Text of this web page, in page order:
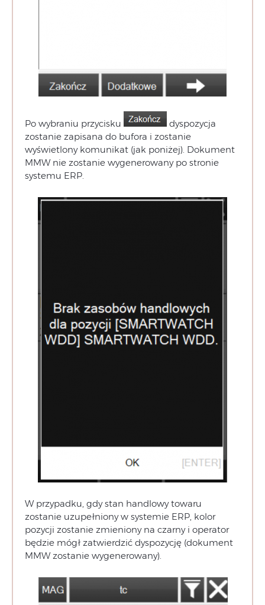
Po wybraniu przycisku
dyspozycja
zostanie zapisana do bufora i zostanie
wyświetlony komunikat (jak poniżej). Dokument
MMW nie zostanie wygenerowany po stronie
systemu ERP.
W przypadku, gdy stan handlowy towaru
zostanie uzupełniony w systemie ERP, kolor
pozycji zostanie zmieniony na czarny i operator
będzie mógł zatwierdzić dyspozycję (dokument
MMW zostanie wygenerowany).